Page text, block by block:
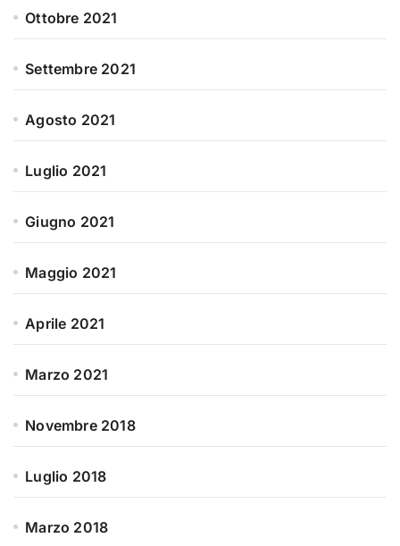
Ottobre 2021
Settembre 2021
Agosto 2021
Luglio 2021
Giugno 2021
Maggio 2021
Aprile 2021
Marzo 2021
Novembre 2018
Luglio 2018
Marzo 2018